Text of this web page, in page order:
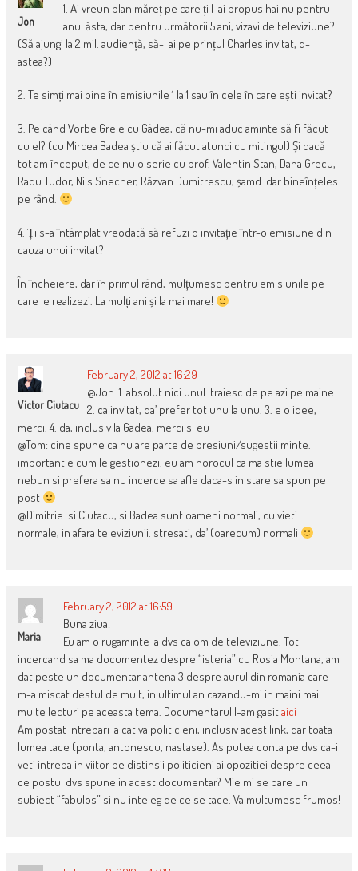
Jon
1. Ai vreun plan măreț pe care ți l-ai propus hai nu pentru
anul ăsta, dar pentru următorii 5 ani, vizavi de televiziune?
(Să ajungi la 2 mil. audiență, să-l ai pe prințul Charles invitat, d-
astea?)
2. Te simți mai bine în emisiunile 1 la 1 sau în cele în care ești invitat?
3. Pe când Vorbe Grele cu Gâdea, că nu-mi aduc aminte să fi făcut
cu el? (cu Mircea Badea știu că ai făcut atunci cu mitingul) Și dacă
tot am început, de ce nu o serie cu prof. Valentin Stan, Dana Grecu,
Radu Tudor, Nils Snecher, Răzvan Dumitrescu, șamd. dar bineînțeles
pe rând.
4. Ți s-a întâmplat vreodată să refuzi o invitație într-o emisiune din
cauza unui invitat?
În încheiere, dar în primul rând, mulțumesc pentru emisiunile pe
care le realizezi. La mulți ani și la mai mare!
Victor Ciutacu
February 2, 2012 at 16:29
@Jon: 1. absolut nici unul. traiesc de pe azi pe maine.
2. ca invitat, da’ prefer tot unu la unu. 3. e o idee,
merci. 4. da, inclusiv la Gadea. merci si eu
@Tom: cine spune ca nu are parte de presiuni/sugestii minte.
important e cum le gestionezi. eu am norocul ca ma stie lumea
nebun si prefera sa nu incerce sa afle daca-s in stare sa spun pe
post
@Dimitrie: si Ciutacu, si Badea sunt oameni normali, cu vieti
normale, in afara televiziunii. stresati, da’ (oarecum) normali
Maria
February 2, 2012 at 16:59
Buna ziua!
Eu am o rugaminte la dvs ca om de televiziune. Tot
incercand sa ma documentez despre “isteria” cu Rosia Montana, am
dat peste un documentar antena 3 despre aurul din romania care
m-a miscat destul de mult, in ultimul an cazandu-mi in maini mai
multe lecturi pe aceasta tema. Documentarul l-am gasitaici
Am postat intrebari la cativa politicieni, inclusiv acest link, dar toata
lumea tace (ponta, antonescu, nastase). As putea conta pe dvs ca-i
veti intreba in viitor pe distinsii politicieni ai opozitiei despre ceea
ce postul dvs spune in acest documentar? Mie mi se pare un
subiect “fabulos” si nu inteleg de ce se tace. Va multumesc frumos!